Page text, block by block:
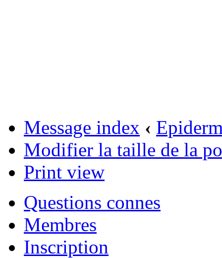
Message index ‹
Modifier la taille de la
Print view
Questions connes
Membres
Inscription